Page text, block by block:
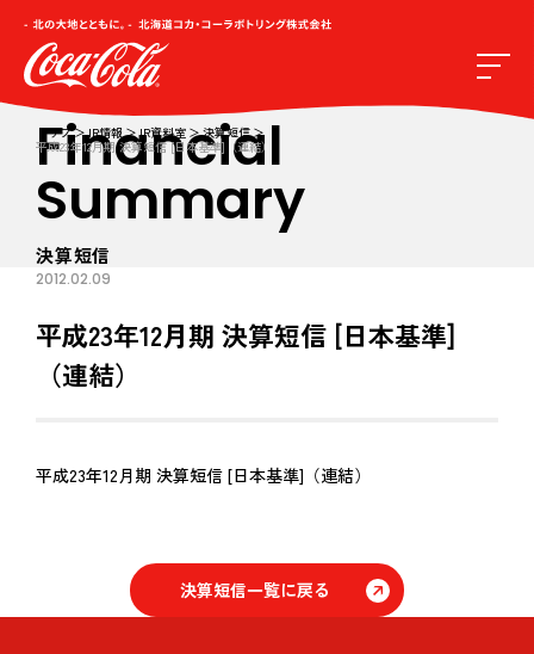
トップ IR情報 IR資料室
決算短信
平成23年12月期 決算短信 [日本基準]（連結）
Financial
Summary
決算短信
2012.02.09
平成23年12月期 決算短信 [日本基準]
（連結）
平成23年12月期 決算短信 [日本基準]（連結）
決算短信一覧に戻る